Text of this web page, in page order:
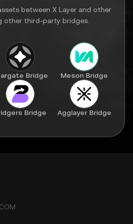
between X Layer and other
other third-party bridges.
Bridge Meson Bridge
Bridge Agglayer Bridge